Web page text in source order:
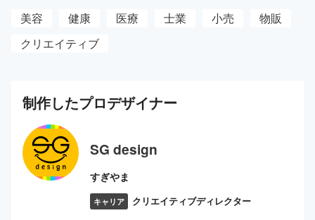
美容 健康 医療 士業 小売
物販
クリエイティブ
制作したプロデザイナー
SG design
すぎやま
キャリア クリエイティブディレクター